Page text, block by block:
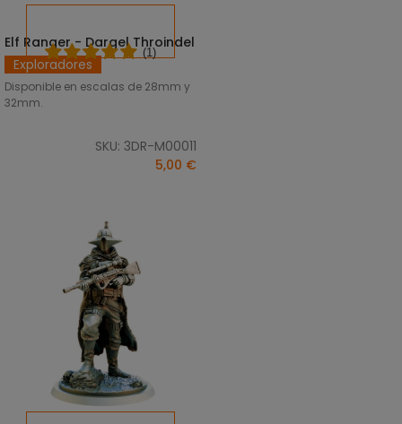
SELECCIONAR OPCIONES
Elf Ranger - Dargel Throindel
Exploradores
Disponible en escalas de 28mm y
32mm.
SKU: 3DR-M00011
(1)
5,00 €